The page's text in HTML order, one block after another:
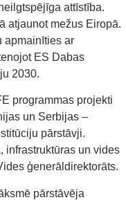
attīstība.
atjaunot mežus Eiropā.
apmainīties ar
ES Dabas
2030.
programmas projekti
un Serbijas –
pārstāvji.
infrastruktūras un vides
ģenerāldirektorāts.
pārstāvēja